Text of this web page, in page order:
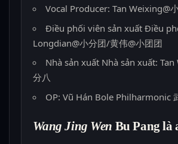
Vocal Producer: Tan Weixing@
Điều phối viên sản xuất Điều
Longdian@小分团/黄伟@小团团
Nhà sản xuất Nhà sản xuất: Tan
分八
OP: Vũ Hán Bole Philharmonic
Wang Jing Wen Bu Pang là